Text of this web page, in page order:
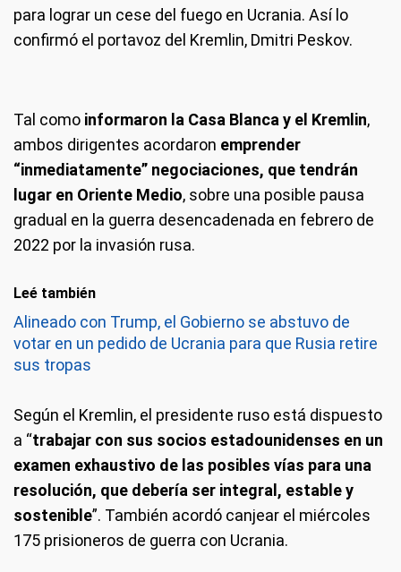
para lograr un cese del fuego en Ucrania. Así lo
confirmó el portavoz del Kremlin, Dmitri Peskov.
Tal como informaron la Casa Blanca y el Kremlin,
ambos dirigentes acordaron emprender
“inmediatamente” negociaciones, que tendrán
lugar en Oriente Medio, sobre una posible pausa
gradual en la guerra desencadenada en febrero de
2022 por la invasión rusa.
Leé también
Alineado con Trump, el Gobierno se abstuvo de
votar en un pedido de Ucrania para que Rusia retire
sus tropas
Según el Kremlin, el presidente ruso está dispuesto
a “trabajar con sus socios estadounidenses en un
examen exhaustivo de las posibles vías para una
resolución, que debería ser integral, estable y
sostenible”. También acordó canjear el miércoles
175 prisioneros de guerra con Ucrania.